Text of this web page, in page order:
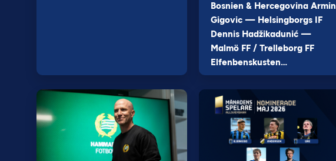
Bosnien & Hercegovina Armin
Gigovic — Helsingborgs IF
Dennis Hadžikadunić —
Malmö FF / Trelleborg FF
Elfenbenskusten…